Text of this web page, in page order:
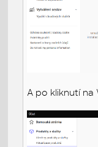
A po kliknutí